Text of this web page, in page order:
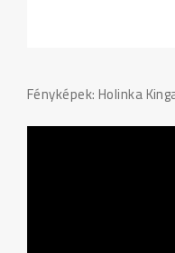
Fényképek: Holinka